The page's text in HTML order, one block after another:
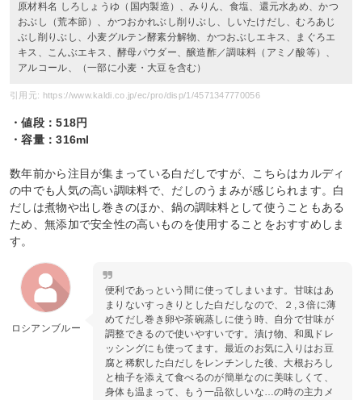
原材料名 しろしょうゆ（国内製造）、みりん、食塩、還元水あめ、かつ
おぶし（荒本節）、かつおかれぶし削りぶし、しいたけだし、むろあじ
ぶし削りぶし、小麦グルテン酵素分解物、かつおぶしエキス、まぐろエ
キス、こんぶエキス、酵母パウダー、醸造酢／調味料（アミノ酸等）、
アルコール、（一部に小麦・大豆を含む）
引用元: https://www.kaldi.co.jp/ec/pro/disp/1/4571347770056
・値段：518円
・容量：316ml
数年前から注目が集まっている白だしですが、こちらはカルディ
の中でも人気の高い調味料で、だしのうまみが感じられます。白
だしは煮物や出し巻きのほか、鍋の調味料として使うこともある
ため、無添加で安全性の高いものを使用することをおすすめしま
す。
ロシアンブルー
便利であっという間に使ってしまいます。甘味はあ
まりないすっきりとした白だしなので、２,３倍に薄
めてだし巻き卵や茶碗蒸しに使う時、自分で甘味が
調整できるので使いやすいです。漬け物、和風ドレ
ッシングにも使ってます。最近のお気に入りはお豆
腐と稀釈した白だしをレンチンした後、大根おろし
と柚子を添えて食べるのが簡単なのに美味しくて、
身体も温まって、もう一品欲しいな…の時の主力メ